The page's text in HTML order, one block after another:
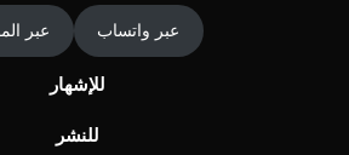
عبر واتساب عبر
للإشهار
للنشر